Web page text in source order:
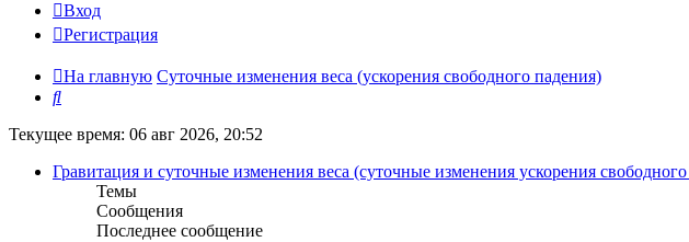
Вход
Регистрация
На главную Суточные изменения веса (ускорения свободного падения)
Поиск
Текущее время: 06 авг 2026, 20:52
Гравитация и суточные изменения веса (суточные изменения ускорения
Темы
Сообщения
Последнее сообщение